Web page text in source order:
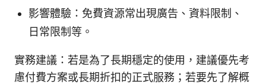
影響體驗：免費資源常出現廣告、資料限制、
日常限制等。
實務建議：若是為了長期穩定的使用，建議優先考
慮付費方案或長期折扣的正式服務；若要先了解概